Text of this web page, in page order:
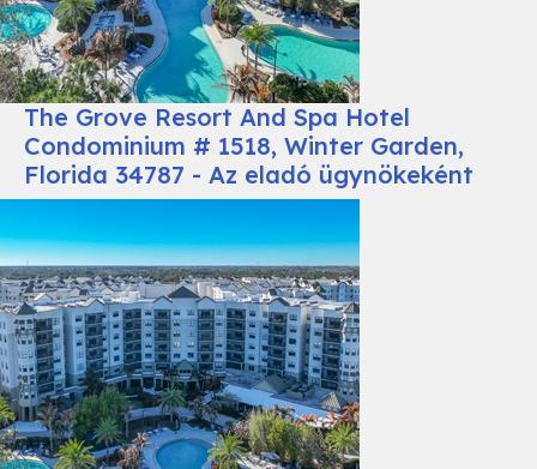
The Grove Resort And Spa Hotel
Condominium # 1518, Winter Garden,
Florida 34787 - Az eladó ügynökeként